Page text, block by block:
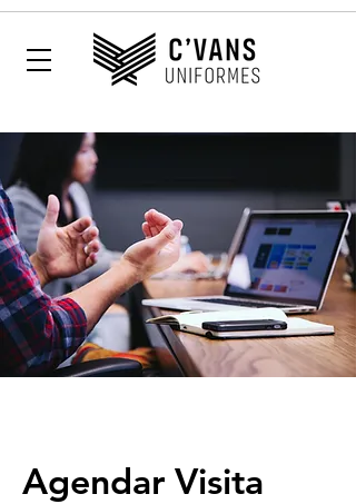
Agendar Visita